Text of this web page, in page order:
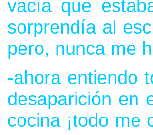
vacía que
sorprendía al
pero, nunca me
-ahora entiendo
desaparición en
cocina ¡todo me